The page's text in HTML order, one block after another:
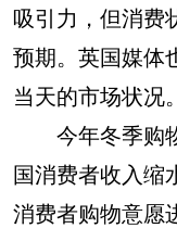
吸引力，但消费
预期。英国媒体
当天的市场状况。
今年冬季购物
国消费者收入缩
消费者购物意愿